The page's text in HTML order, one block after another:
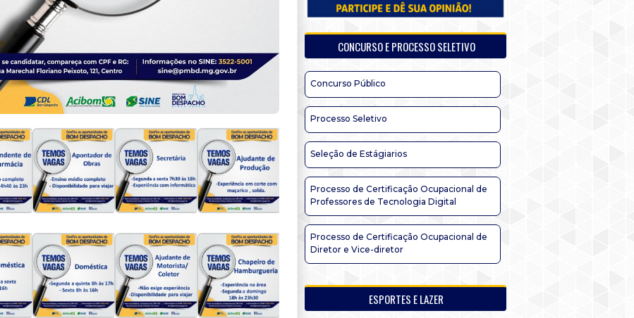
CONCURSO E PROCESSO SELETIVO
Concurso Público
Processo Seletivo
Seleção de Estágiarios
Processo de Certificação Ocupacional de
Professores de Tecnologia Digital
Processo de Certificação Ocupacional de
Diretor e Vice-diretor
ESPORTES E LAZER